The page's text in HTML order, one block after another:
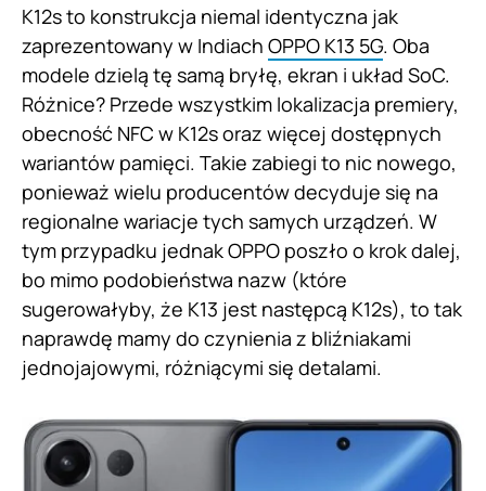
K12s to konstrukcja niemal identyczna jak
zaprezentowany w Indiach OPPO K13 5G. Oba
modele dzielą tę samą bryłę, ekran i układ SoC.
Różnice? Przede wszystkim lokalizacja premiery,
obecność NFC w K12s oraz więcej dostępnych
wariantów pamięci. Takie zabiegi to nic nowego,
ponieważ wielu producentów decyduje się na
regionalne wariacje tych samych urządzeń. W
tym przypadku jednak OPPO poszło o krok dalej,
bo mimo podobieństwa nazw (które
sugerowałyby, że K13 jest następcą K12s), to tak
naprawdę mamy do czynienia z bliźniakami
jednojajowymi, różniącymi się detalami.